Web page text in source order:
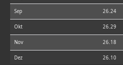
Sep 26.24
Okt 26.29
Nov 26.18
Dez 26.10